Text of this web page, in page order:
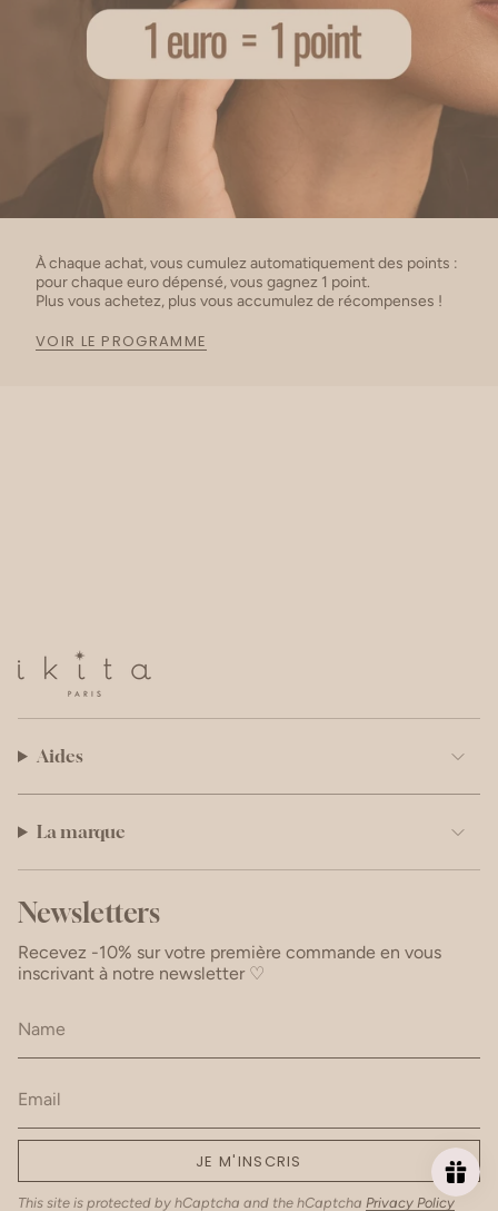
À chaque achat, vous cumulez automatiquement des points :
pour chaque euro dépensé, vous gagnez 1 point.
Plus vous achetez, plus vous accumulez de récompenses !
VOIR LE PROGRAMME
Aides
La marque
Newsletters
Recevez -10% sur votre première commande en vous
inscrivant à notre newsletter ♡
JE M'INSCRIS
This site is protected by hCaptcha and the hCaptcha Privacy Policy